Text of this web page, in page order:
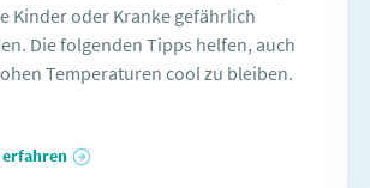
Kinder oder Kranke gefährlich
Die folgenden Tipps helfen, auch
Temperaturen cool zu bleiben.
erfahren